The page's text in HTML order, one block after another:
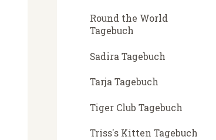
Round the World
Tagebuch
Sadira Tagebuch
Tarja Tagebuch
Tiger Club Tagebuch
Triss's Kitten Tagebuch